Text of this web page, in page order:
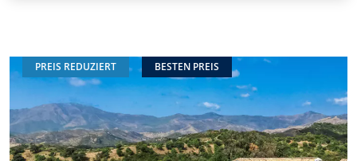
PREIS REDUZIERT BESTEN PREIS